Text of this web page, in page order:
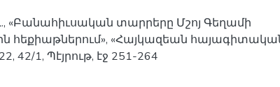
«Բանահիւսական տարրերը Մշոյ Գեղամի
հեքիաթներում», «Հայկազեան
42/1, Պէյրութ, էջ 251-264